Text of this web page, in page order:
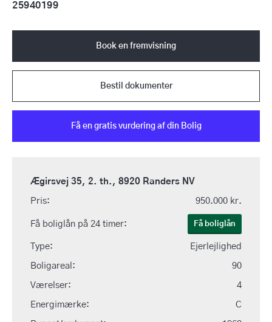
25940199
Ægirsvej 35, 2. th., 8920 Randers NV
Pris: 950.000 kr.
Få boliglån på 24 timer: Få boliglån
Type: Ejerlejlighed
Boligareal: 90
Værelser: 4
Energimærke: C
Book en fremvisning
Bestil dokumenter
Få en gratis vurdering af din Bolig